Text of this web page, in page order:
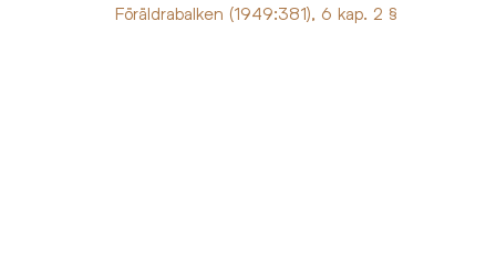
Föräldrabalken (1949:381), 6 kap. 2 §